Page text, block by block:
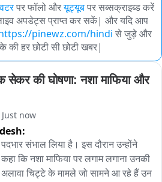
पर फॉलो औरयूट्यूबपर सब्सक्राइब्ड करें
अपडेट्स प्राप्त कर सकें| और यदि आप
pinewz.com/hindi से जुड़े और
की हर छोटी सी छोटी खबर|
की घोषणा: नशा माफिया और
Just now
संभाल लिया है। इस दौरान उन्होंने
कि नशा माफिया पर लगाम लगाना उनकी
चिट्टे के मामले जो सामने आ रहे हैं उन